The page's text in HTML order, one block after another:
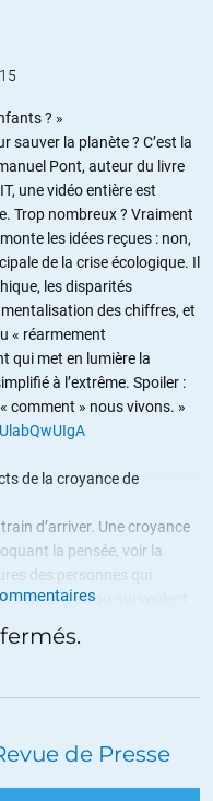
? »
sauver la planète ? C’est la
Pont, auteur du livre
une vidéo entière est
Trop nombreux ? Vraiment
les idées reçues : non,
de la crise écologique. Il
les disparités
des chiffres, et
« réarmement
qui met en lumière la
à l’extrême. Spoiler :
comment » nous vivons. »
de la croyance de
d’arriver. Une croyance
la pensée, voir la
des personnes qui
et/ou qui veulent
pouvant être
pas etc. « L’empreinte »
de Presse